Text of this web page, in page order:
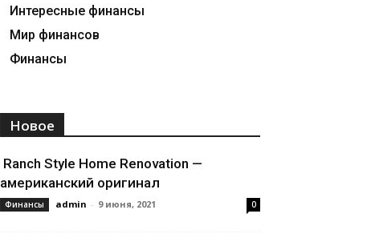
Интересные финансы
Мир финансов
Финансы
Новое
Ranch Style Home Renovation —
американский оригинал
Финансы admin - 9 июня, 2021 0